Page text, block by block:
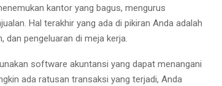
kantor yang bagus, mengurus
Hal terakhir yang ada di pikiran Anda adalah
pengeluaran di meja kerja.
software akuntansi yang dapat menangani
ada ratusan transaksi yang terjadi, Anda